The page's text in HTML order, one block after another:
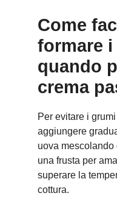
Come
formare
quando
crema
Per evitare i
aggiungere
uova
una frusta per
superare la
cottura.